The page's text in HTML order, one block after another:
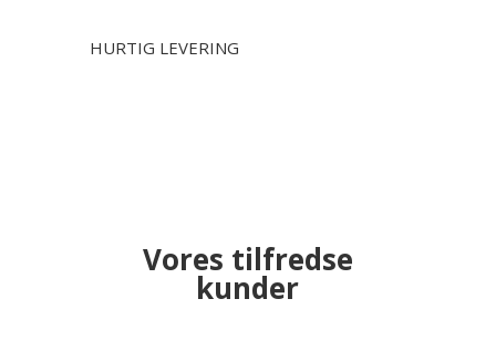
HURTIG LEVERING
Vores tilfredse
kunder